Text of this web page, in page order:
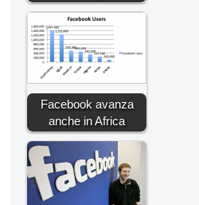
Facebook avanza
anche in Africa